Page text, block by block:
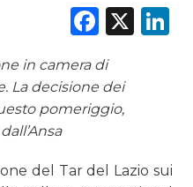
X
in camera di
La decisione dei
pomeriggio,
del Tar del Lazio sui